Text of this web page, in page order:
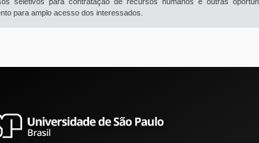
para amplo acesso dos interessados.